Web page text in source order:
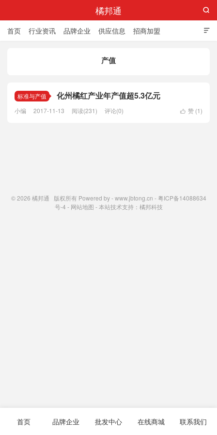
橘邦通

首页 行业资讯 品牌企业 供应信息 招商加盟

产值
标准与产值 化州橘红产业年产值超5.3亿元
 赞 (1)
小编 2017-11-13 阅读(231) 评论(0)
© 2026 橘邦通 版权所有 Powered by -www.jbtong.cn -粤ICP备14088634
号-4 - 网站地图 - 本站技术支持： 橘邦科技
首页 品牌企业 批发中心 在线商城 联系我们